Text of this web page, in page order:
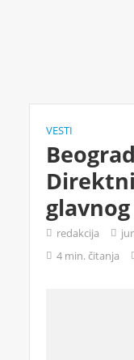
VESTI
redakcija
4 min. čitanja